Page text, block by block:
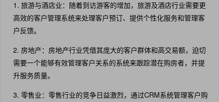
1. 旅游与酒店业：随着到访游客的增加，旅游及酒店行业需要更
高效的客户管理系统来处理客户预订、提供个性化服务和管理客
户反馈。
2. 房地产：房地产行业凭借其庞大的客户群体和高交易额，迫切
需要一个能够有效管理客户关系的系统来跟踪潜在购房者，并提
升服务质量。
3. 零售业：零售行业的竞争日益激烈，通过CRM系统管理客户购